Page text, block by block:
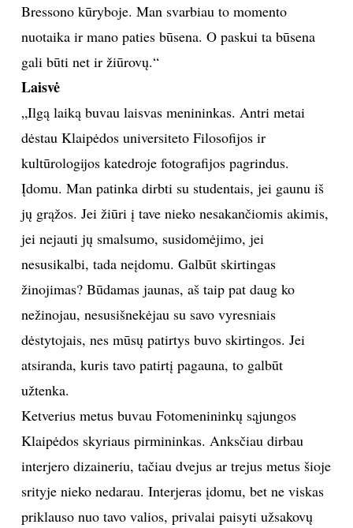
yra, tai dar bus.“ Nerašau esė, – mokykloje iš
literatūros gaudavau dvejetų. Man tiesiog knieti
užrašyti savo mintis. Mano darbai labai asmeniški.
žmonių apranga. Laikas labai konkretus, aiškus
Antano Sutkaus arba mano mėgstamo Henri Cartier-
Bressono kūryboje. Man svarbiau to momento
nuotaika ir mano paties būsena. O paskui ta būsena
gali būti net ir žiūrovų.“
Laisvė
„Ilgą laiką buvau laisvas menininkas. Antri metai
dėstau Klaipėdos universiteto Filosofijos ir
kultūrologijos katedroje fotografijos pagrindus.
Įdomu. Man patinka dirbti su studentais, jei gaunu iš
jų grąžos. Jei žiūri į tave nieko nesakančiomis akimis,
nesusikalbi, tada neįdomu. Galbūt skirtingas
žinojimas? Būdamas jaunas, aš taip pat daug ko
nežinojau, nesusišnekėjau su savo vyresniais
dėstytojais, nes mūsų patirtys buvo skirtingos. Jei